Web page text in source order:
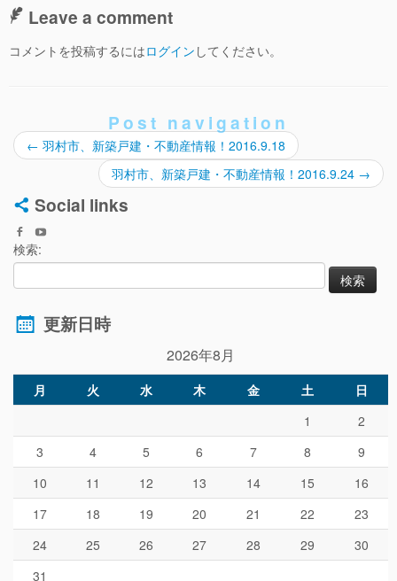
Leave a comment
コメントを投稿するにはログイン してください。
Post navigation
← 羽村市、新築戸建・不動産情報！2016.9.18
羽村市、新築戸建・不動産情報！2016.9.24 →
Social links
検索:
更新日時
2026年8月
月 火 水 木 金 土
日
1
2
3
4 5 6 7 8
9
10
11 12 13 14 15
16
17
18 19 20 21 22
23
24
25 26 27 28 29
30
31